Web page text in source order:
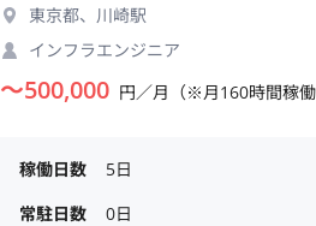
東京都、川崎駅
インフラエンジニア
〜500,000 円／月（※月160時間稼働
稼働日数
5日
常駐日数
0日